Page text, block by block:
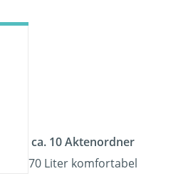
ca. 10 Aktenordner
70 Liter komfortabel